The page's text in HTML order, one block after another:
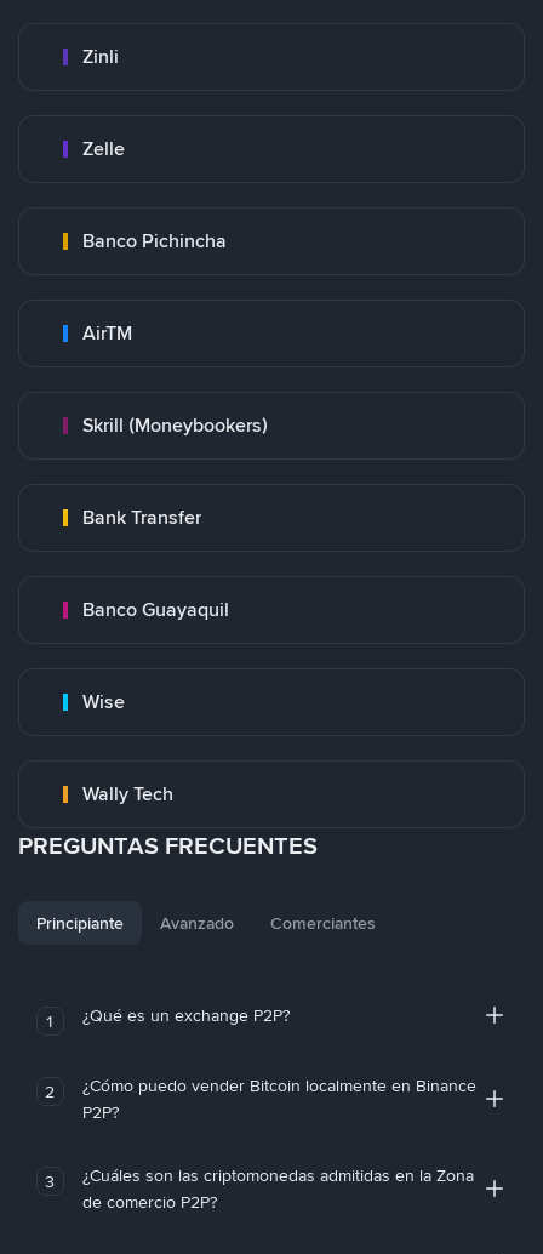
Zinli
Zelle
Banco Pichincha
AirTM
Skrill (Moneybookers)
Bank Transfer
Banco Guayaquil
Wise
Wally Tech
PREGUNTAS FRECUENTES
Principiante Avanzado Comerciantes
1 ¿Qué es un exchange P2P?
2
¿Cómo puedo vender Bitcoin localmente en Binance
P2P?
3
¿Cuáles son las criptomonedas admitidas en la Zona
de comercio P2P?